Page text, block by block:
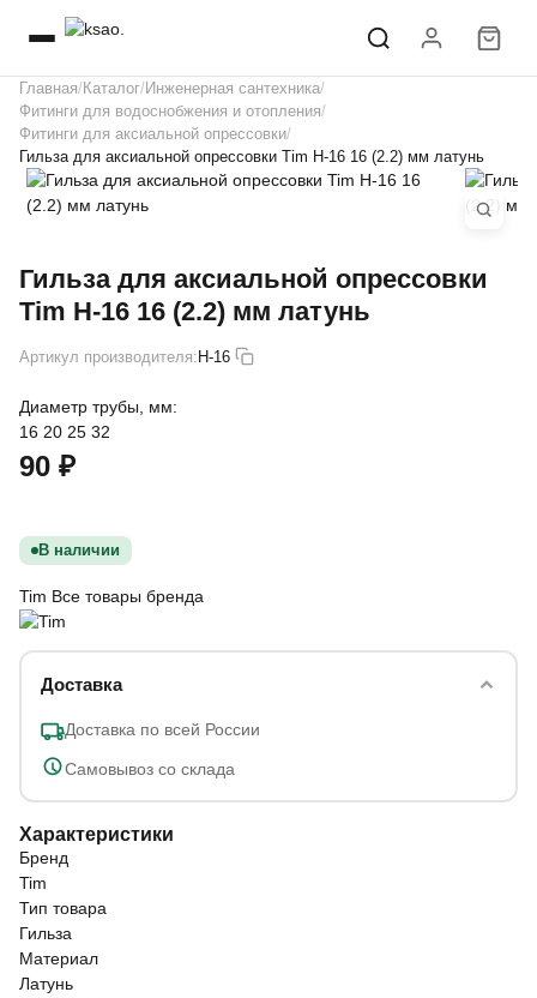
Главная Каталог Инженерная сантехника
Фитинги для водоснобжения и отопления
Фитинги для аксиальной опрессовки
Гильза для аксиальной опрессовки Tim H-16 16 (2.2) мм латунь
Гильза для аксиальной опрессовки
Tim H-16 16 (2.2) мм латунь
Артикул производителя:H-16
Диаметр трубы, мм:
16 20 25 32
90 ₽
В наличии
Tim Все товары бренда
Доставка
Доставка по всей России
Самовывоз со склада
Характеристики
Бренд
Tim
Тип товара
Гильза
Материал
Латунь